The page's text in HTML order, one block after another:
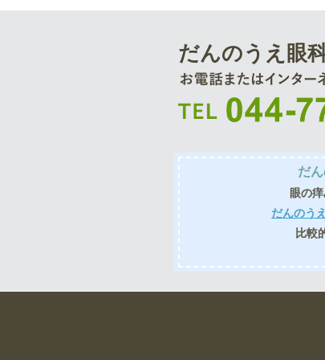
だんのうえ眼
だ
眼の
だんのう
比較